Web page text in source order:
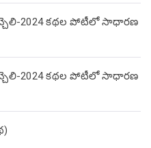
2024 కథల పోటీలో సాధారణ
2024 కథల పోటీలో సాధారణ